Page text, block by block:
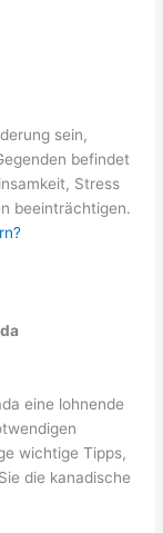
sein,
befindet
Stress
beeinträchtigen.
eine lohnende
wichtige Tipps,
die kanadische